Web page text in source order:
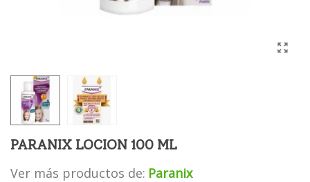
PARANIX LOCION 100 ML
Ver más productos de: Paranix